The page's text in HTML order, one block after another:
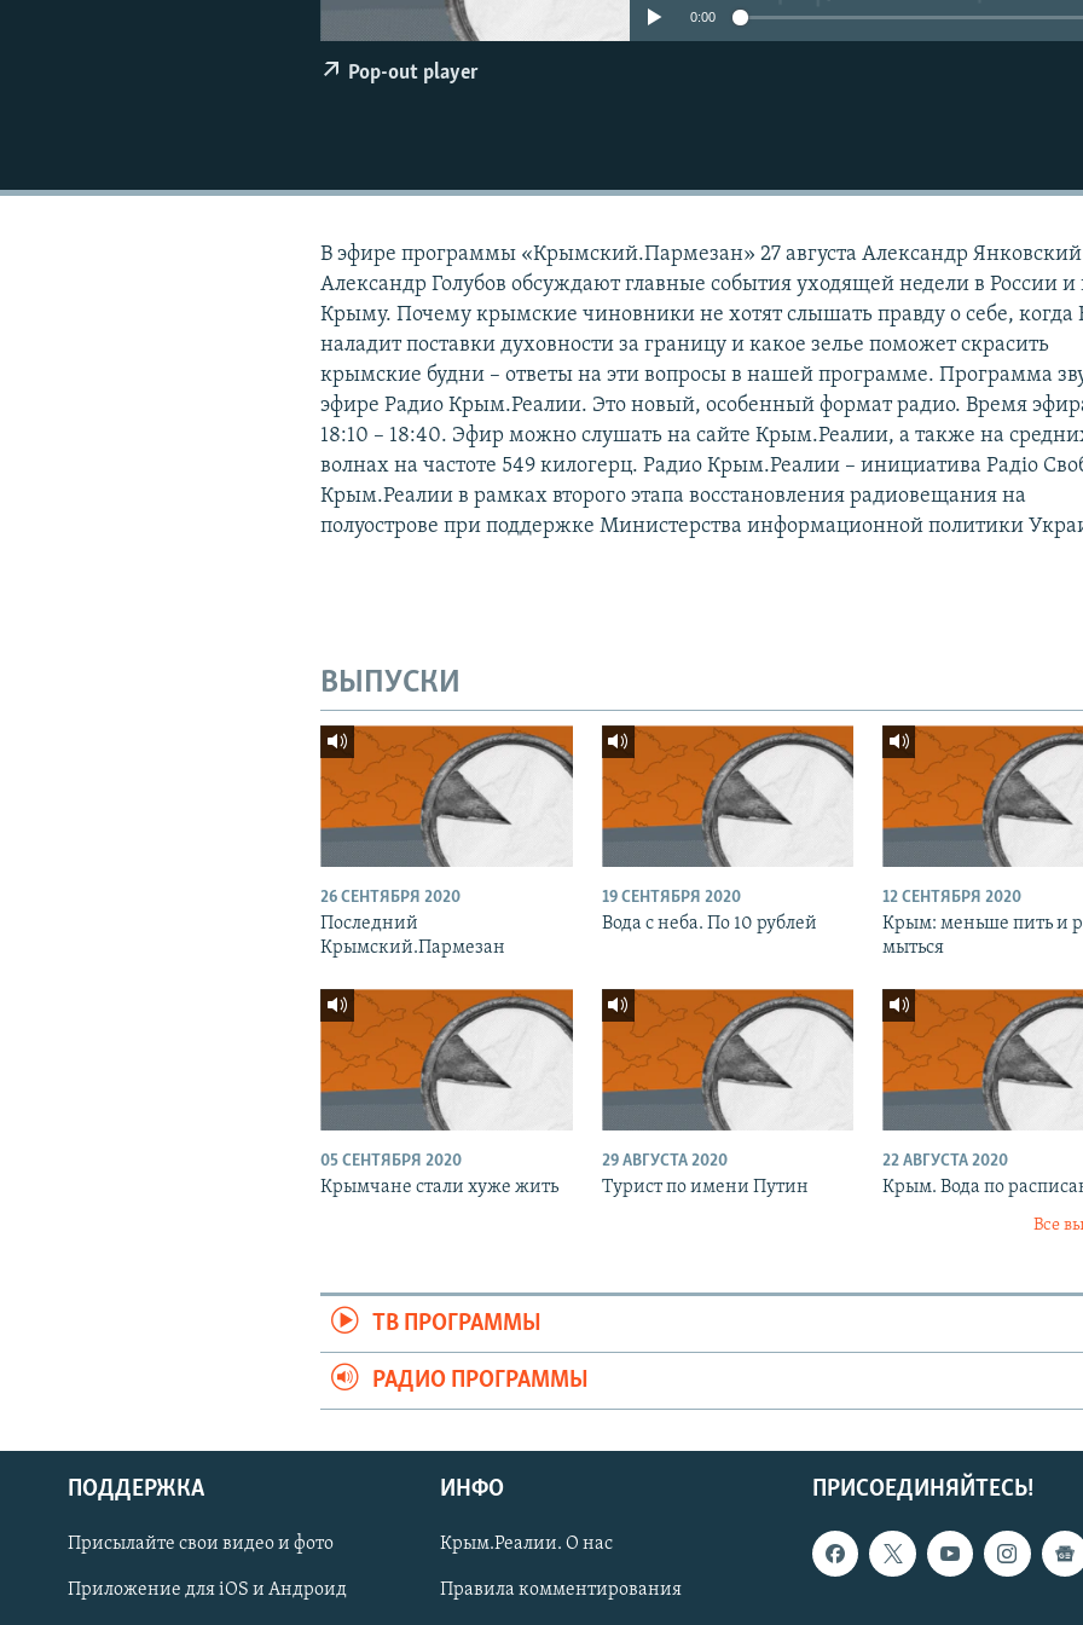
Українською
Qırımtatar
0:00
Pop-out player
В эфире программы «Крымский.Пармезан» 27 августа Александр
Александр Голубов обсуждают главные события уходящей недели в России и
Крыму. Почему крымские чиновники не хотят слышать правду о себе,
наладит поставки духовности за границу и какое зелье поможет скрасить
крымские будни – ответы на эти вопросы в нашей программе. Программа
эфире Радио Крым.Реалии. Это новый, особенный формат радио. Время
18:10 – 18:40. Эфир можно слушать на сайте Крым.Реалии, а также на
волнах на частоте 549 килогерц. Радио Крым.Реалии – инициатива Радіо
Крым.Реалии в рамках второго этапа восстановления радиовещания на
полуострове при поддержке Министерства информационной политики
ВЫПУСКИ
26 СЕНТЯБРЯ 2020
Последний
Крымский.Пармезан
19 СЕНТЯБРЯ 2020
Вода с неба. По 10 рублей
12 СЕНТЯБРЯ 2020
Крым: меньше пить и
мыться
05 СЕНТЯБРЯ 2020
Крымчане стали хуже жить
29 АВГУСТА 2020
Турист по имени Путин
22 АВГУСТА 2020
Крым. Вода по
Все
ТВ ПРОГРАММЫ
РАДИО ПРОГРАММЫ
ПРИСОЕДИНЯЙТЕСЬ!
ПОДДЕРЖКА
Присылайте свои видео и фото
Приложение для iOS и Андроид
ИНФО
Крым.Реалии. О нас
Правила комментирования